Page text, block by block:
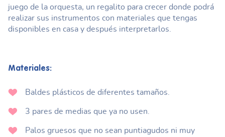
juego de la orquesta, un regalito para crecer donde podrá
realizar sus instrumentos con materiales que tengas
disponibles en casa y después interpretarlos.
Materiales:
Baldes plásticos de diferentes tamaños.
3 pares de medias que ya no usen.
Palos gruesos que no sean puntiagudos ni muy